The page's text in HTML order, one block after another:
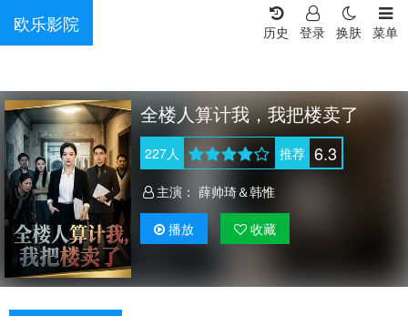
欧乐影院 菜单
换肤
登录
历史
全楼人算计我，我把楼卖了
227人 推荐 6.3
主演： 薛帅琦＆韩惟
播放 收藏